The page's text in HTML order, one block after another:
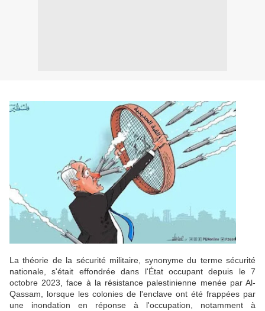
La théorie de la sécurité militaire, synonyme du terme sécurité
nationale, s'était effondrée dans l'État occupant depuis le 7
octobre 2023, face à la résistance palestinienne menée par Al-
Qassam, lorsque les colonies de l'enclave ont été frappées par
une inondation en réponse à l'occupation, notamment à